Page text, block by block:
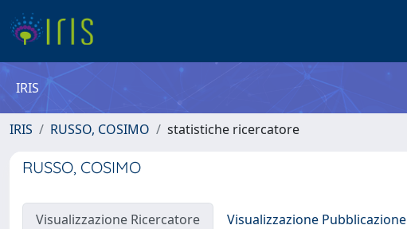
IRIS
IRIS RUSSO, COSIMO statistiche ricercatore
RUSSO, COSIMO
Visualizzazione Ricercatore Visualizzazione Pubblicazione